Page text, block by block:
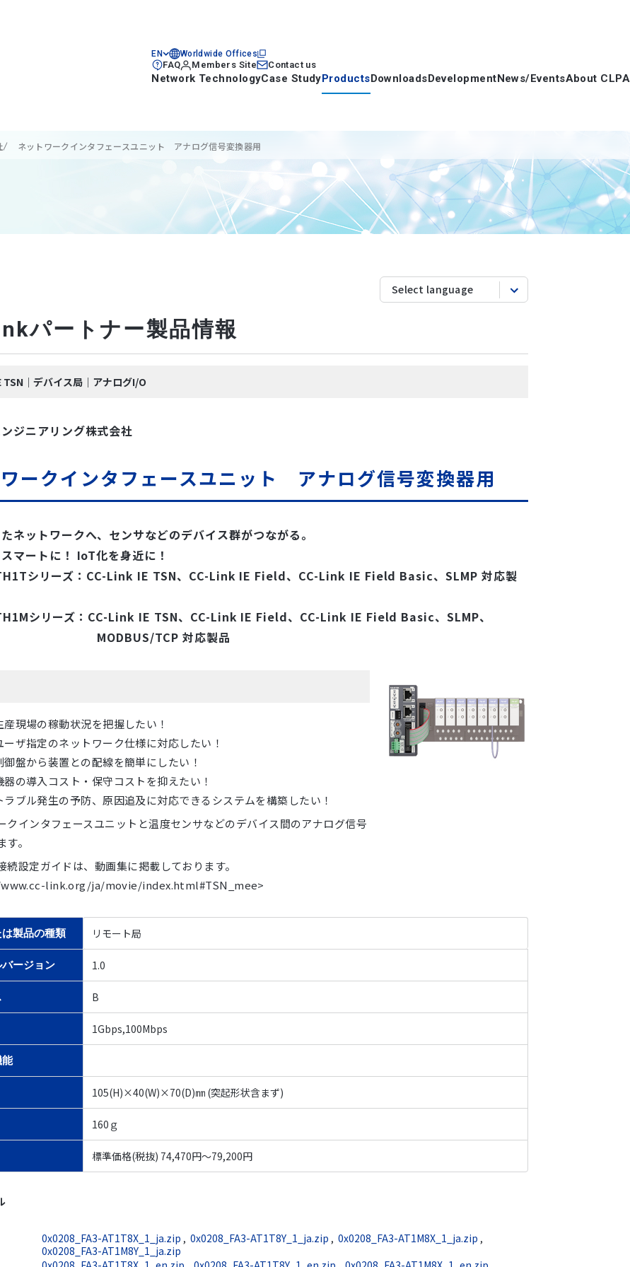
EN Worldwide Offices
FAQ Members Site Contact us
Network TechnologyCase StudyProductsDownloadsDevelopmentNews/EventsAbout CLPA
ネットワークインタフェースユニット アナログ信号変換器用
パートナー製品情報
TSN｜デバイス局｜アナログI/O
ジニアリング株式会社
ークインタフェースユニット アナログ信号変換器用
ネットワークへ、センサなどのデバイス群がつながる。
マートに！ IoT化を身近に！
シリーズ：CC-Link IE TSN、CC-Link IE Field、CC-Link IE Field Basic、SLMP 対応製
シリーズ：CC-Link IE TSN、CC-Link IE Field、CC-Link IE Field Basic、SLMP、
TCP 対応製品
産現場の稼動状況を把握したい！
ーザ指定のネットワーク仕様に対応したい！
御盤から装置との配線を簡単にしたい！
器の導入コスト・保守コストを抑えたい！
ラブル発生の予防、原因追及に対応できるシステムを構築したい！
クインタフェースユニットと温度センサなどのデバイス間のアナログ信号
。
続設定ガイドは、動画集に掲載しております。
link.org/ja/movie/index.html#TSN_mee>
製品の種類 リモート局
ージョン 1.0
B
1Gbps,100Mbps
能
105(H)×40(W)×70(D)㎜ (突起形状含まず)
160ｇ
標準価格(税抜) 74,470円～79,200円
0x0208_FA3-AT1T8X_1_ja.zip , 0x0208_FA3-AT1T8Y_1_ja.zip , 0x0208_FA3-AT1M8X_1_ja.zip ,
0x0208_FA3-AT1M8Y_1_ja.zip